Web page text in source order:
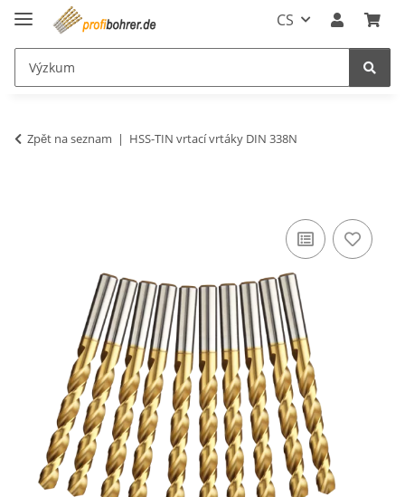
CS
Zpět na seznam HSS-TIN vrtací vrtáky DIN 338N